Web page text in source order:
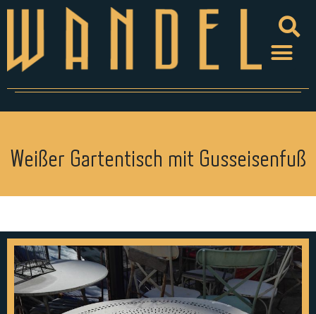
Weißer Gartentisch mit Gusseisenfuß